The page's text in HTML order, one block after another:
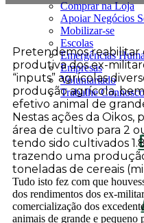
Comprar na Loja
Apoiar Negócios
Mobilizar-se
Escolas
Emergências
Empresas
Voluntariado
Trabalhe Connosco
Pretendemos reabilitar
produtiva dos ex-
“inputs” agrícolas
produção agrícola,
efetivo animal de
Nestas ações da Oikos,
área de cultivo para 2
tendo sido cultivados
trazendo uma p
toneladas de cereais
Tudo isto fez com que
dos rendimentos dos ex-
comercialização dos
animais de grande e pequeno